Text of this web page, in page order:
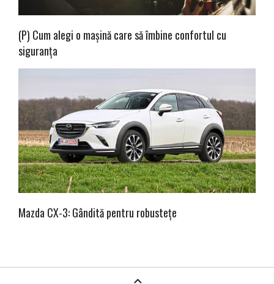
(P) Cum alegi o mașină care să îmbine confortul cu
siguranța
Mazda CX-3: Gândită pentru robustețe